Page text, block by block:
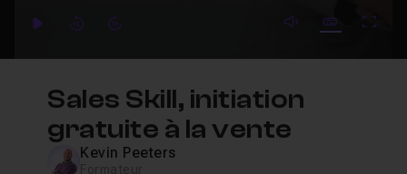
PlayForwardForward mute video
Subtitles
Sales Skill, initiation
gratuite à la vente
Kevin Peeters